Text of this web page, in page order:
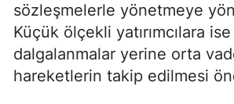
sözleşmelerle yönetmeye
Küçük ölçekli yatırımcılara ise
dalgalanmalar yerine orta
hareketlerin takip edilmesi